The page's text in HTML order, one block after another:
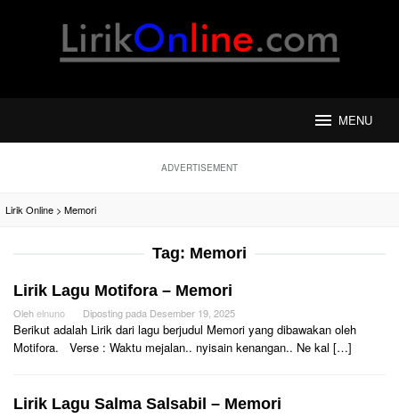
MENU
ADVERTISEMENT
Lirik Online > Memori
Tag: Memori
Lirik Lagu Motifora – Memori
Olehelnuno Diposting pada Desember 19, 2025
Berikut adalah Lirik dari lagu berjudul Memori yang dibawakan oleh
Motifora. Verse : Waktu mejalan.. nyisain kenangan.. Ne kal […]
Lirik Lagu Salma Salsabil – Memori